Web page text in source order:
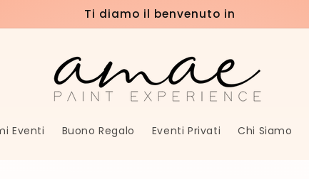
Ti diamo il benvenuto in
Eventi Buono Regalo Eventi Privati Chi Siamo